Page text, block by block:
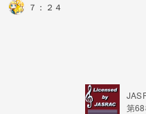
７：２４
第